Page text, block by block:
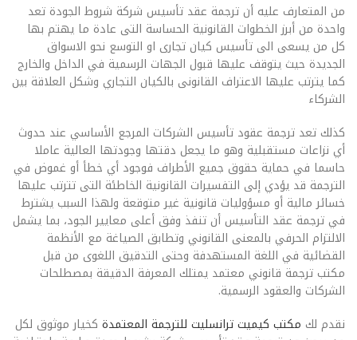
من المتعارف عليه أن ترجمة عقد تأسيس شركة شروط الجودة تعد
واحدة من أبرز الخطوات القانونية الحساسة التى عادة ما يهتم بها
كل من يسعى الى تأسيس كيان تجارى او التوسع نحو الاسواق
الجديدة حيث يتوقف عليها قبول الجهات الرسمية في الداخل والخارج
كما يترتب عليها الاعتراف القانونى بالكيان التجاري وشكل العلاقة بين
الشركاء
كذلك تعد ترجمة عقود تأسيس الشركات المرجع الأساسي عند حدوث
أي نزاعات مستقبلية وهو ما يجعل دقتها وجودتها العالية عاملا
حاسما في حماية حقوق جميع الأطراف فوجود أي خطأ أو غموض في
الترجمة قد يؤدي إلى التفسيرات القانونية الخاطئة التى تترتب عليها
خسائر مالية أو مسؤوليات قانونية غير متوقعة ولهذا السبب يشترط
في ترجمة عقد التأسيس أن تنفذ وفق أعلى معايير الجود، بما يشمل
الالتزام الحرفي بالمعنى القانوني وتطابق الصياغة مع الأنظمة
القضائية في اللغة المستهدفة وحتى التدقيق اللغوى من قبل
مكتب ترجمة قانوني معتمد يمتلك المعرفة الدقيقة بمصطلحات
الشركات والعقود الرسمية.
نقدم لك مكتب كيميت ترانسليت للترجمة المعتمدة كخيار موثوق لكل